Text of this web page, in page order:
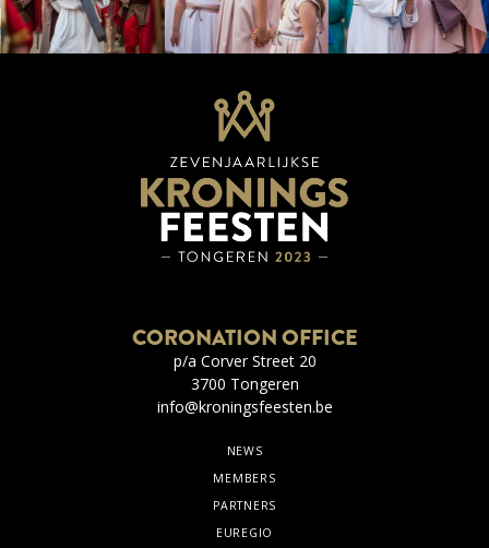
CORONATION OFFICE
p/a Corver Street 20
3700 Tongeren
info@kroningsfeesten.be
NEWS
MEMBERS
PARTNERS
EUREGIO